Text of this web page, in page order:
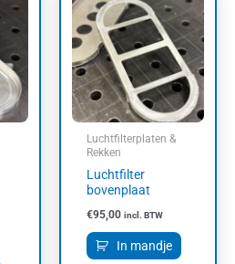
Luchtfilterplaten &
Rekken
Luchtfilter
bovenplaat
€95,00 incl. BTW
In mandje